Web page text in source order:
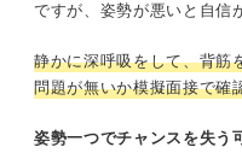
ですが、姿勢が悪いと自信
静かに深呼吸をして、背筋
問題が無いか模擬面接で確
姿勢一つでチャンスを失う